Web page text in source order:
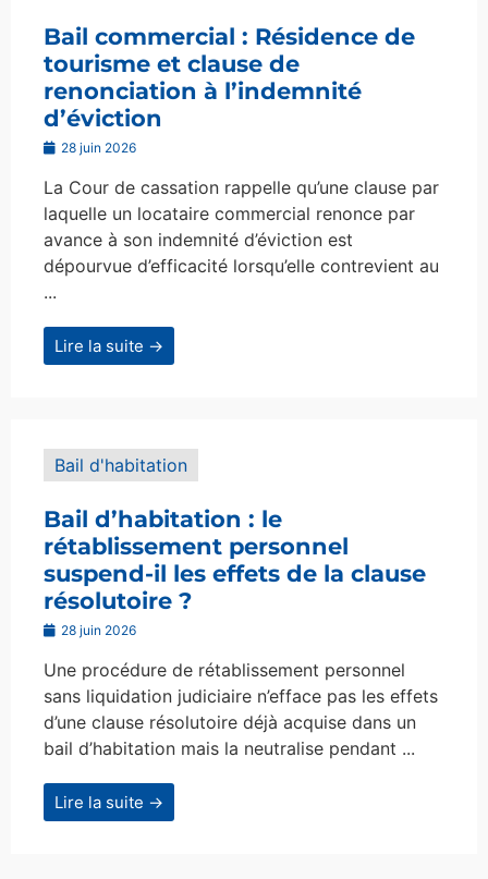
Bail commercial : Résidence de
tourisme et clause de
renonciation à l’indemnité
d’éviction
28 juin 2026
La Cour de cassation rappelle qu’une clause par
laquelle un locataire commercial renonce par
avance à son indemnité d’éviction est
dépourvue d’efficacité lorsqu’elle contrevient au
...
Lire la suite →
Bail d'habitation
Bail d’habitation : le
rétablissement personnel
suspend-il les effets de la clause
résolutoire ?
28 juin 2026
Une procédure de rétablissement personnel
sans liquidation judiciaire n’efface pas les effets
d’une clause résolutoire déjà acquise dans un
bail d’habitation mais la neutralise pendant ...
Lire la suite →